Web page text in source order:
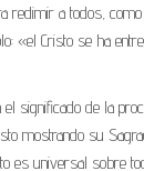
redimir a todos,
«el Cristo se ha
el significado de la
mostrando su
es universal sobre